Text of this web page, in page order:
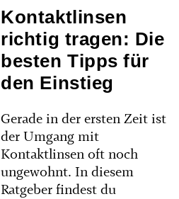
Kontaktlinsen
richtig tragen: Die
besten Tipps für
den Einstieg
Gerade in der ersten Zeit ist
der Umgang mit
Kontaktlinsen oft noch
ungewohnt. In diesem
Ratgeber findest du